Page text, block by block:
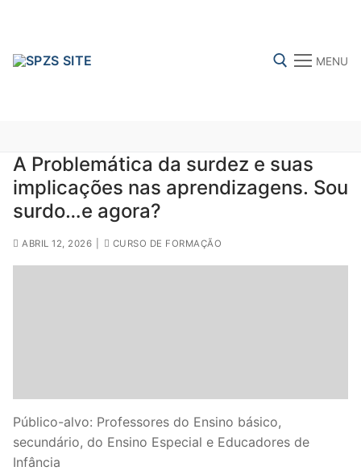
MENU
FENPROF CGTP-IN FRENTE COMUM
Sectores
PRÉ-ESCOLAR
A Problemática da surdez e suas
implicações nas aprendizagens. Sou
surdo…e agora?
ABRIL 12, 2026 CURSO DE FORMAÇÃO
Público-alvo: Professores do Ensino básico,
secundário, do Ensino Especial e Educadores de
Infância